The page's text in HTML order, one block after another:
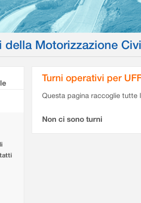
della Motorizzazione
Turni operativi per
Questa pagina raccoglie tutte
Non ci sono turni